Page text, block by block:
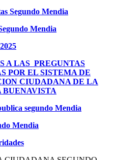
Segundo Mendia
Mendia
A LAS PREGUNTAS
POR EL SISTEMA DE
CIUDADANA DE LA
BUENAVISTA
segundo Mendia
Mendia